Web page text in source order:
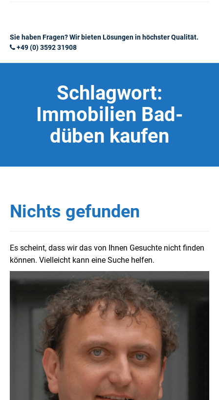
Sie haben Fragen? Wir bieten Lösungen in höchster Qualität.
+49 (0) 3592 31908
Schlagwort:
Immobilien Bad-
düben kaufen
Nichts gefunden
Es scheint, dass wir das von Ihnen Gesuchte nicht finden
können. Vielleicht kann eine Suche helfen.